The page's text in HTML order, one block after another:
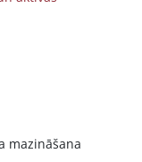
mazināšana